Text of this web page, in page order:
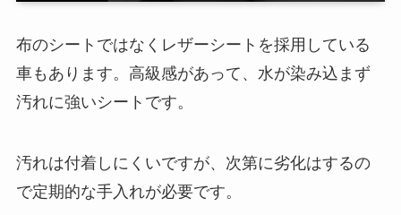
布のシートではなくレザーシートを採用している
車もあります。高級感があって、水が染み込まず
汚れに強いシートです。
汚れは付着しにくいですが、次第に劣化はするの
で定期的な手入れが必要です。